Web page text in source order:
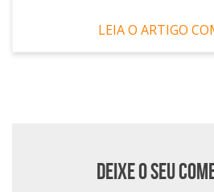
LEIA O ARTIGO
Deixe o seu